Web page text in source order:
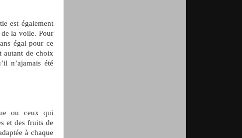
est également
la voile. Pour
égal pour ce
autant de choix
n’ajamais été
ou ceux qui
et des fruits de
à chaque